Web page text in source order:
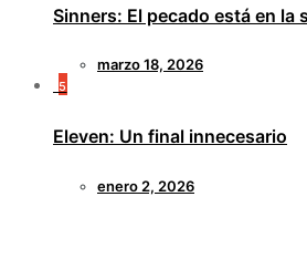
Sinners: El pecado está en la
marzo 18, 2026
5
Eleven: Un final innecesario
enero 2, 2026